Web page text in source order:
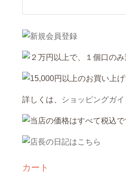
詳しくは、 ショッピングガイ
カート